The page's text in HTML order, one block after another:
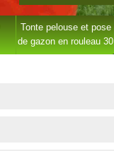
Tonte pelouse et pose
de gazon en rouleau 30